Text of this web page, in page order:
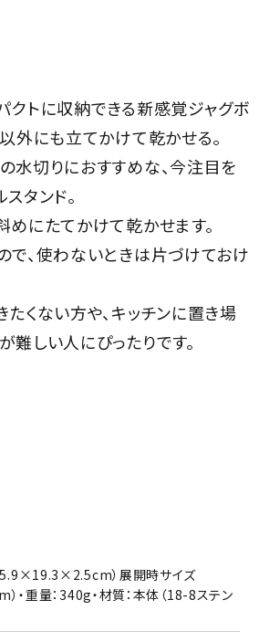
クトに収納できる新感覚ジャグボ
外にも立てかけて乾かせる。
水切りにおすすめな、今注目を
タンド。
めにたてかけて乾かせます。
で、使わないときは片づけておけ
くない方や、キッチンに置き場
難しい人にぴったりです。
35.9×19.3×2.5cm）展開時サイズ
・重量：340g・材質：本体（18-8ステン